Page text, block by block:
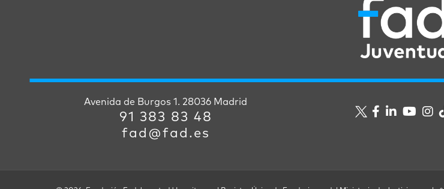
Avenida de Burgos 1. 28036 Madrid
91 383 83 48
fad@fad.es